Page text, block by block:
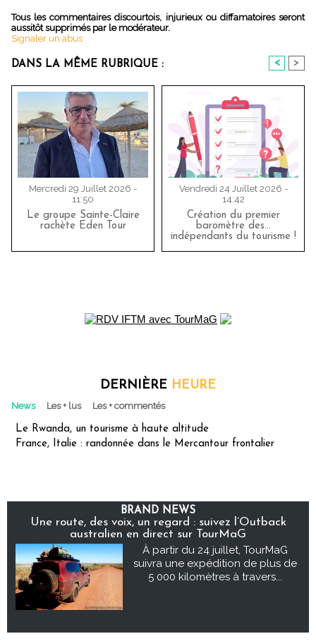
Tous les commentaires discourtois, injurieux ou diffamatoires seront
aussitôt supprimés par le modérateur.
Signaler un abus
DANS LA MÊME RUBRIQUE : < >
Mercredi 29 Juillet 2026 -
11:50
Le groupe Sainte-Claire
rachète Eden Tour
Vendredi 24 Juillet 2026 -
14:42
Création du premier
baromètre des…
indépendants du tourisme !
DERNIÈRE HEURE
News Les + lus Les + commentés
Le Rwanda, un tourisme à haute altitude
France, Italie : randonnée dans le Mercantour frontalier
BRAND NEWS
Une route, des voix, un regard : suivez l’Outback
australien en direct sur TourMaG
À partir du 24 juillet, TourMaG
suivra une expédition de plus de
5 000 kilomètres à travers...